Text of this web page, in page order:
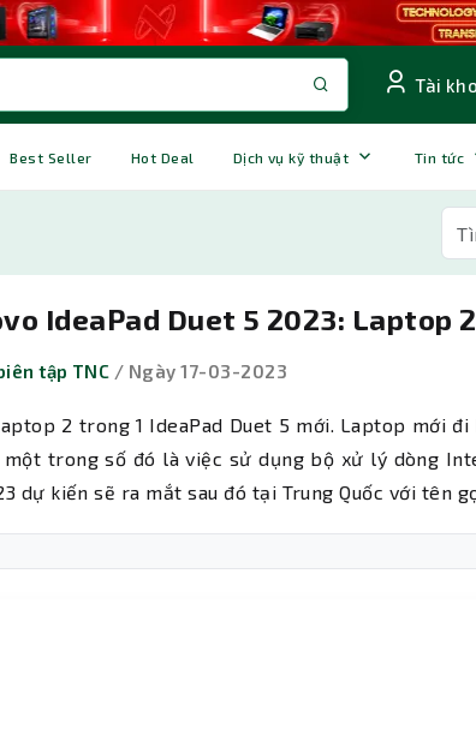
Tài
Best Seller Hot Deal Dịch vụ kỹ thuật Tin tức
IdeaPad Duet 5 2023: Laptop
tập TNC / Ngày 17-03-2023
2 trong 1 IdeaPad Duet 5 mới. Laptop mới
trong số đó là việc sử dụng bộ xử lý dòng
dự kiến ​​sẽ ra mắt sau đó tại Trung Quốc với tên